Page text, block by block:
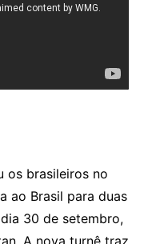
os brasileiros no
ao Brasil para duas
30 de setembro,